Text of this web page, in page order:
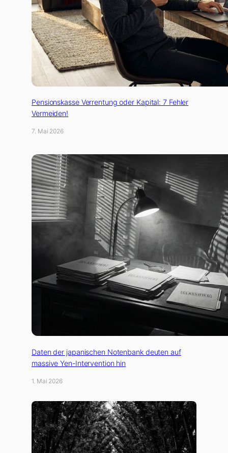
Pensionskasse Verrentung oder Kapital: 7 Fehler
Vermeiden!
7. Mai 2026
Daten der japanischen Notenbank deuten auf
massive Yen-Intervention hin
1. Mai 2026